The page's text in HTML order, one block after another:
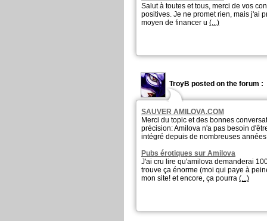
Salut à toutes et tous, merci de vos
positives. Je ne promet rien, mais j'ai
moyen de financer u (...)
TroyB posted on the forum :
SAUVER AMILOVA.COM
Merci du topic et des bonnes
précision: Amilova n'a pas besoin
intégré depuis de nombreuses
Pubs érotiques sur Amilova
J'ai cru lire qu'amilova demanderai
trouve ça énorme (moi qui paye à
mon site! et encore, ça pourra (...)